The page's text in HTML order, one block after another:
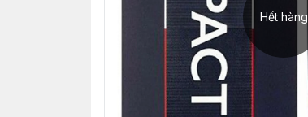
Hết hàng